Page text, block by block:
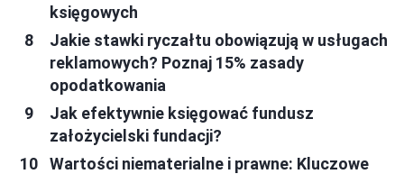
księgowych
Jakie stawki ryczałtu obowiązują w usługach
reklamowych? Poznaj 15% zasady
opodatkowania
Jak efektywnie księgować fundusz
założycielski fundacji?
Wartości niematerialne i prawne: Kluczowe